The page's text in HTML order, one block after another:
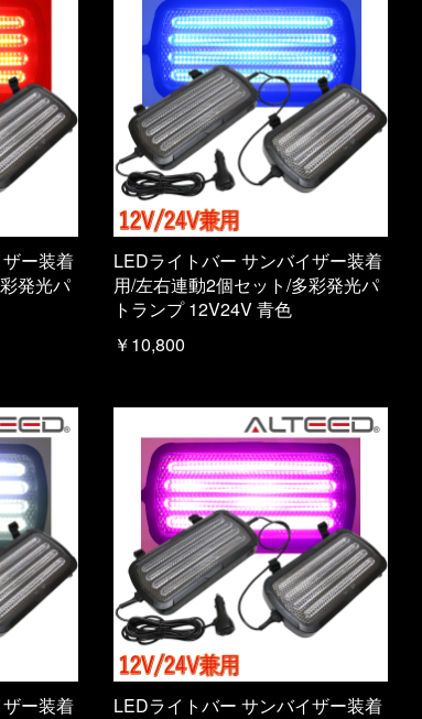
ー装着
発光パ
LEDライトバー サンバイザー装着
用/左右連動2個セット/多彩発光パ
トランプ 12V24V 青色
￥10,800
ー装着
LEDライトバー サンバイザー装着